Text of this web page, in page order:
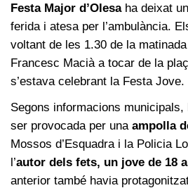
Festa Major d’Olesaha deixat
ferida i atesa per l’ambulància.
voltant de les 1.30 de la matinada
Francesc Macià a tocar de la
s’estava celebrant la Festa Jove.
Segons informacions municipals,
ser provocada per una ampolla
Mossos d’Esquadra i la Policia
l’autor dels fets, un jove de 18
anterior també havia